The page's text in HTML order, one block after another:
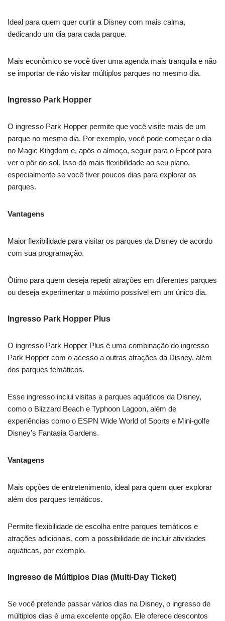
Ideal para quem quer curtir a Disney com mais calma,
dedicando um dia para cada parque.
Mais econômico se você tiver uma agenda mais tranquila e não
se importar de não visitar múltiplos parques no mesmo dia.
Ingresso Park Hopper
O ingresso Park Hopper permite que você visite mais de um
parque no mesmo dia. Por exemplo, você pode começar o dia
no Magic Kingdom e, após o almoço, seguir para o Epcot para
ver o pôr do sol. Isso dá mais flexibilidade ao seu plano,
especialmente se você tiver poucos dias para explorar os
parques.
Vantagens
Maior flexibilidade para visitar os parques da Disney de acordo
com sua programação.
Ótimo para quem deseja repetir atrações em diferentes parques
ou deseja experimentar o máximo possível em um único dia.
Ingresso Park Hopper Plus
O ingresso Park Hopper Plus é uma combinação do ingresso
Park Hopper com o acesso a outras atrações da Disney, além
dos parques temáticos.
Esse ingresso inclui visitas a parques aquáticos da Disney,
como o Blizzard Beach e Typhoon Lagoon, além de
experiências como o ESPN Wide World of Sports e Mini-golfe
Disney’s Fantasia Gardens.
Vantagens
Mais opções de entretenimento, ideal para quem quer explorar
além dos parques temáticos.
Permite flexibilidade de escolha entre parques temáticos e
atrações adicionais, com a possibilidade de incluir atividades
aquáticas, por exemplo.
Ingresso de Múltiplos Dias (Multi-Day Ticket)
Se você pretende passar vários dias na Disney, o ingresso de
múltiplos dias é uma excelente opção. Ele oferece descontos